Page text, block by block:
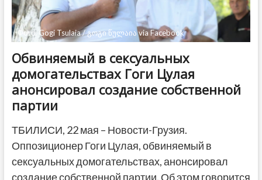
Фото: Gogi Tsulaia / გოგი წულაია via Facebook
Обвиняемый в сексуальных
домогательствах Гоги Цулая
анонсировал создание собственной
партии
ТБИЛИСИ, 22 мая – Новости-Грузия.
Оппозиционер Гоги Цулая, обвиняемый в
сексуальных домогательствах, анонсировал
создание собственной партии. Об этом говорится